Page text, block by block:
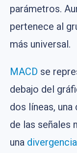
parámetros.
pertenece al
más universal.
MACD se
debajo del
dos líneas, una
de las señales
una divergencia